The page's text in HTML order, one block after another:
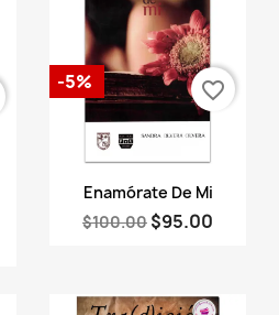
Vista rápida
Enamórate De Mi
$100.00 $95.00
-5% favorite_border